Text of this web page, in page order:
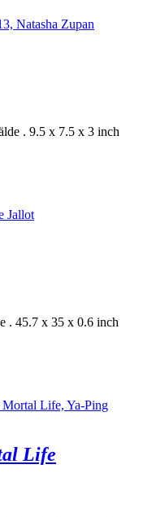
. 9.5 x 7.5 x 3 inch
. 45.7 x 35 x 0.6 inch
Life